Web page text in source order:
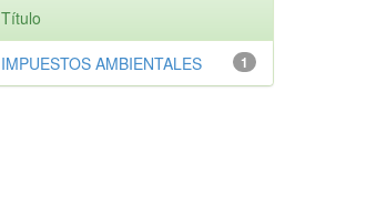
Título
1
IMPUESTOS AMBIENTALES